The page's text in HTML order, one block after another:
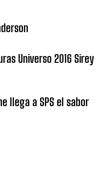
Universo 2016 Sirey
llega a SPS el sabor